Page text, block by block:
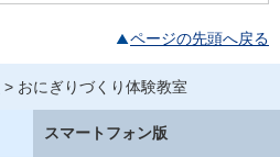
ページの先頭へ戻る
> おにぎりづくり体験教室
スマートフォン版